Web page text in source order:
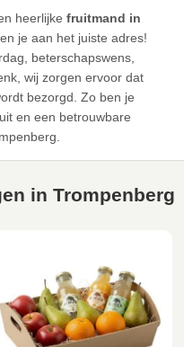
heerlijke fruitmand in
je aan het juiste adres!
beterschapswens,
wij zorgen ervoor dat
bezorgd. Zo ben je
en een betrouwbare
in Trompenberg